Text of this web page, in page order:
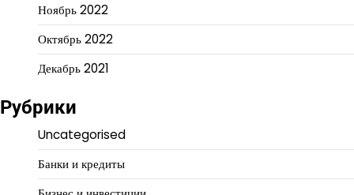
Ноябрь 2022
Октябрь 2022
Декабрь 2021
Рубрики
Uncategorised
Банки и кредиты